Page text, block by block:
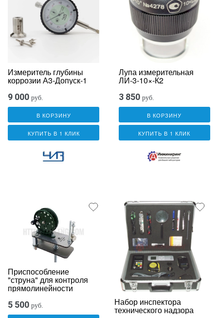
Измеритель глубины
коррозии А3-Допуск-1
9 000 руб.
В КОРЗИНУ
КУПИТЬ В 1 КЛИК
Лупа измерительная
ЛИ-3-10×-К2
3 850 руб.
В КОРЗИНУ
КУПИТЬ В 1 КЛИК
Приспособление
"струна" для контроля
прямолинейности
5 500 руб. Набор инспектора
технического надзора